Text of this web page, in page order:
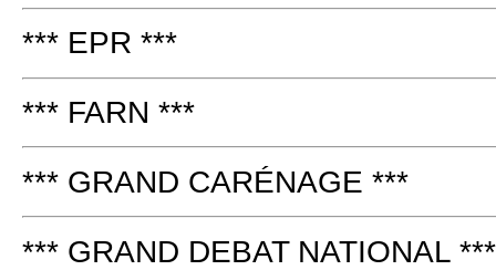
*** EPR ***
*** FARN ***
*** GRAND CARÉNAGE ***
*** GRAND DEBAT NATIONAL ***